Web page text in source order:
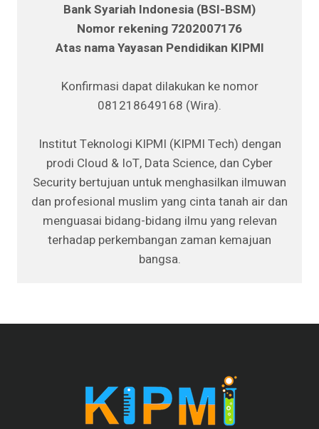
Bank Syariah Indonesia (BSI-BSM)
Nomor rekening 7202007176
Atas nama Yayasan Pendidikan KIPMI
Konfirmasi dapat dilakukan ke nomor
081218649168 (Wira).
Institut Teknologi KIPMI (KIPMI Tech) dengan
prodi Cloud & IoT, Data Science, dan Cyber
Security bertujuan untuk menghasilkan ilmuwan
dan profesional muslim yang cinta tanah air dan
menguasai bidang-bidang ilmu yang relevan
terhadap perkembangan zaman kemajuan
bangsa.